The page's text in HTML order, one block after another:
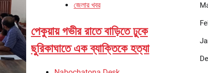
জেলার খবর
পেকুয়ায় গভীর রাতে বাড়িতে ঢুকে
ছুরিকাঘাতে এক ব্যাক্তিকে হত্যা